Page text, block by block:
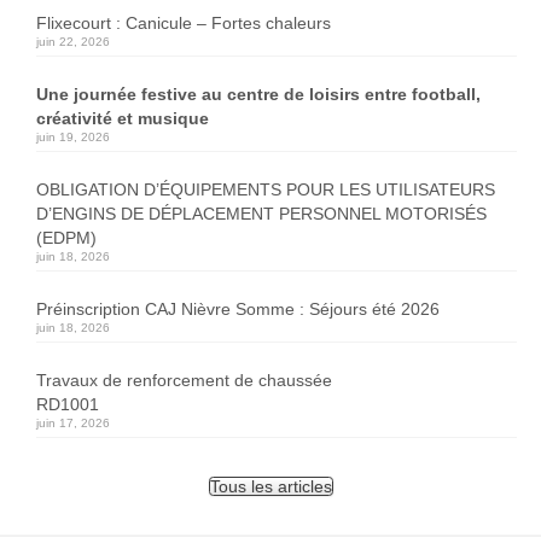
Flixecourt : Canicule – Fortes chaleurs
juin 22, 2026
Une journée festive au centre de loisirs entre football,
créativité et musique
juin 19, 2026
OBLIGATION D’ÉQUIPEMENTS POUR LES UTILISATEURS
D’ENGINS DE DÉPLACEMENT PERSONNEL MOTORISÉS
(EDPM)
juin 18, 2026
Préinscription CAJ Nièvre Somme : Séjours été 2026
juin 18, 2026
Travaux de renforcement de chaussée
RD1001
juin 17, 2026
Tous les articles